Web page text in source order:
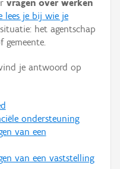
vragen over werken
lees je bij wie je
het agentschap
gemeente.
je antwoord op
ondersteuning
van een
van een vaststelling